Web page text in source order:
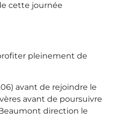
cette journée
pleinement de
avant de rejoindre le
avant de poursuivre
direction le